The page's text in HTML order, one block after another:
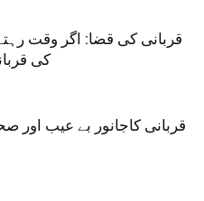
قربانی کی قضا: اگر وقت
کی
قربانی کاجانور بے عیب اور